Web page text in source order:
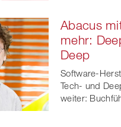
Abacus
mehr:
Deep
Software-
Tech- und
weiter: